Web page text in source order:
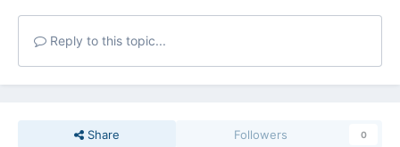
Reply to this topic...
Share Followers 0